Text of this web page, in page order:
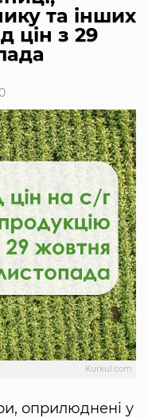
та інших
цін з 29
Kurkul.com
оприлюднені у